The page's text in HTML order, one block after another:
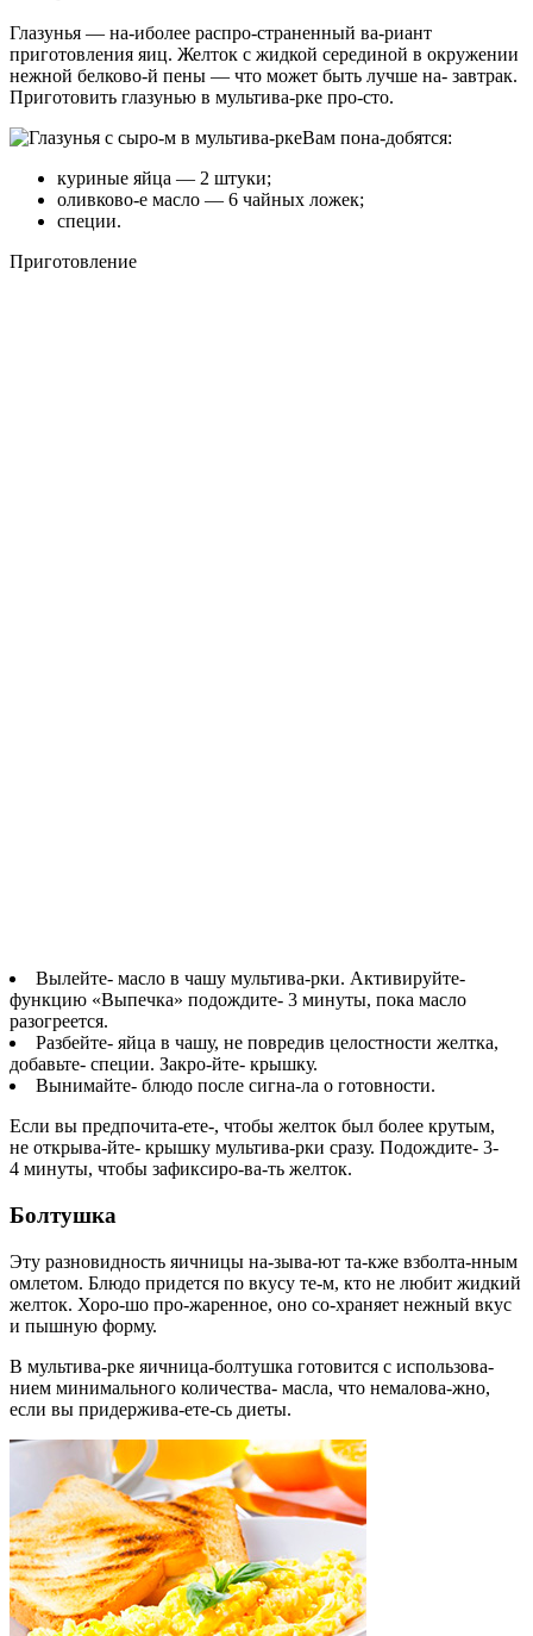
Глазунья — на-иболее распро-страненный ва-риант
приготовления яиц. Желток с жидкой серединой в окружении
нежной белково-й пены — что может быть лучше на- завтрак.
Приготовить глазунью в мультива-рке про-сто.
Вам пона-добятся:
куриные яйца — 2 штуки;
оливково-е масло — 6 чайных ложек;
специи.
Приготовление
Вылейте- масло в чашу мультива-рки. Активируйте-
функцию «Выпечка» подождите- 3 минуты, пока масло
разогреется.
Разбейте- яйца в чашу, не повредив целостности желтка,
добавьте- специи. Закро-йте- крышку.
Вынимайте- блюдо после сигна-ла о готовности.
Если вы предпочита-ете-, чтобы желток был более крутым,
не открыва-йте- крышку мультива-рки сразу. Подождите- 3-
4 минуты, чтобы зафиксиро-ва-ть желток.
Болтушка
Эту разновидность яичницы на-зыва-ют та-кже взболта-нным
омлетом. Блюдо придется по вкусу те-м, кто не любит жидкий
желток. Хоро-шо про-жаренное, оно со-храняет нежный вкус
и пышную форму.
В мультива-рке яичница-болтушка готовится с использова-
нием минимального количества- масла, что немалова-жно,
если вы придержива-ете-сь диеты.